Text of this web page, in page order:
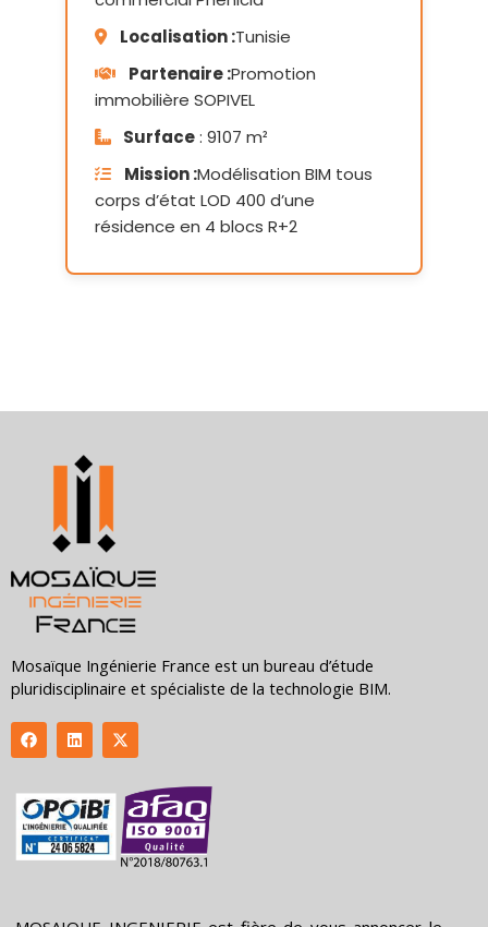
Localisation :Tunisie
Partenaire :Promotion
immobilière SOPIVEL
Surface: 9107 m²
Mission :Modélisation BIM tous
corps d’état LOD 400 d’une
résidence en 4 blocs R+2
Mosaïque Ingénierie France est un bureau d’étude
pluridisciplinaire et spécialiste de la technologie BIM.
F
a
e
b
o
k
L
i
k
e
d
n
X
-
w
i
t
e